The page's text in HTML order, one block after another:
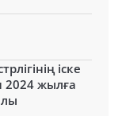
іске
2024 жылға